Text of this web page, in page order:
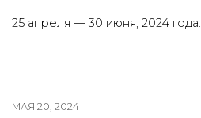
25 апреля — 30 июня, 2024 года.
МАЯ 20, 2024